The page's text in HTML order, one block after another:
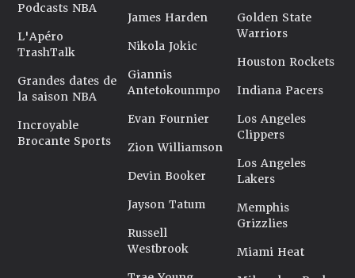
Podcasts NBA
L'Apéro
TrashTalk
Grandes dates de
la saison NBA
Incroyable
Brocante Sports
James Harden
Nikola Jokic
Giannis
Antetokounmpo
Evan Fournier
Zion Williamson
Devin Booker
Jayson Tatum
Russell
Westbrook
Golden State
Warriors
Houston Rockets
Indiana Pacers
Los Angeles
Clippers
Los Angeles
Lakers
Memphis
Grizzlies
Miami Heat